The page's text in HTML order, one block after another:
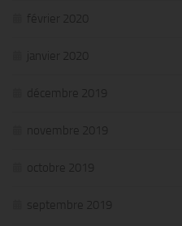
février 2020
janvier 2020
décembre 2019
novembre 2019
octobre 2019
septembre 2019